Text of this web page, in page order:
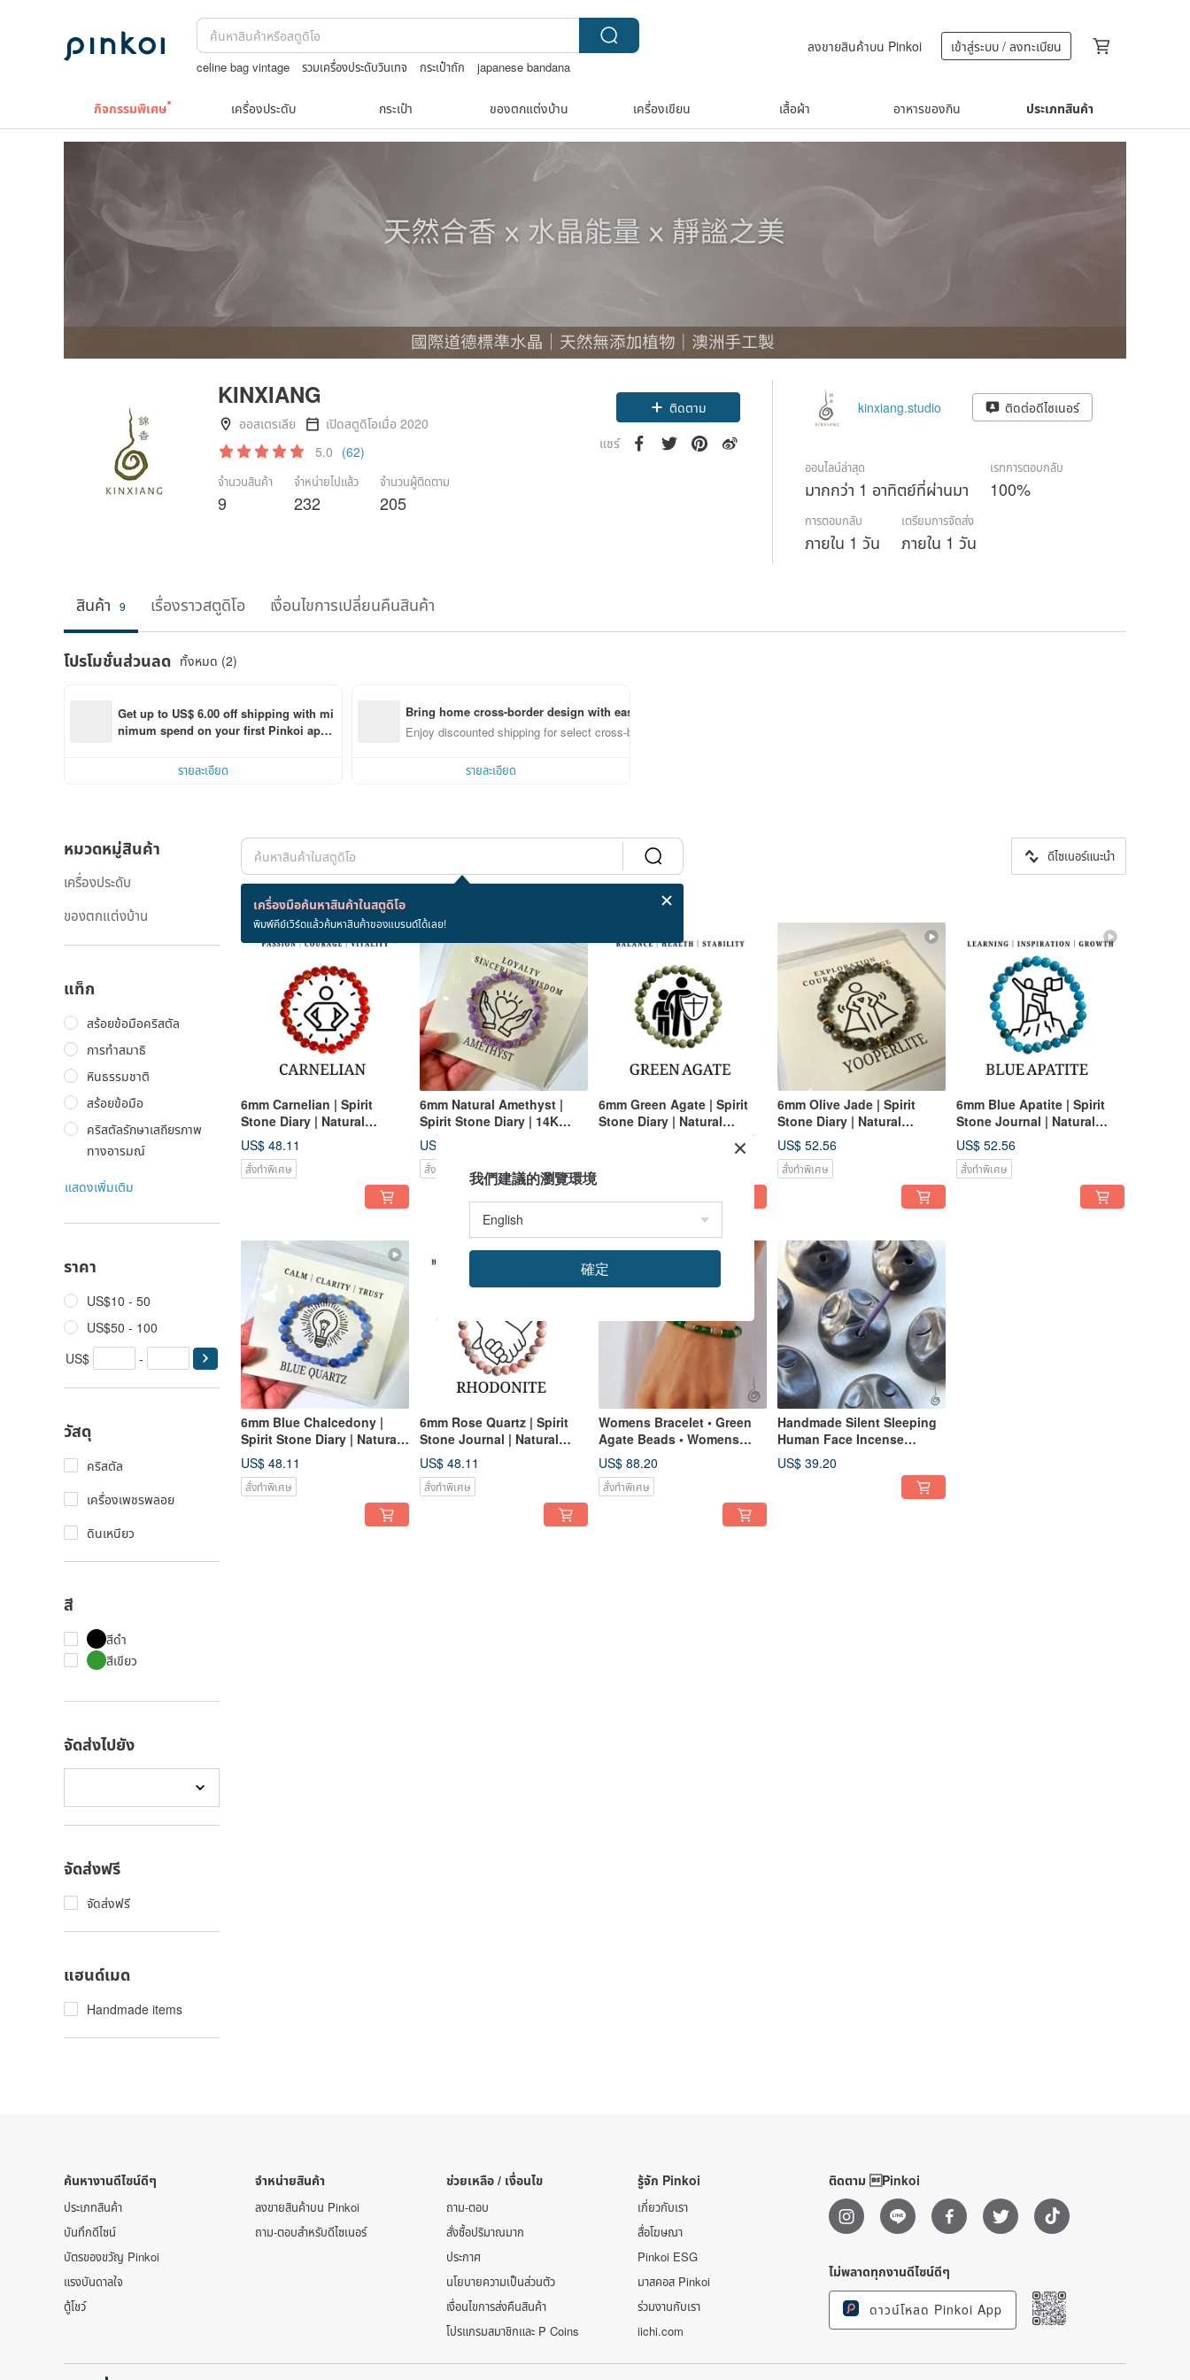
celine bag vintage รวมเครื่องประดับวินเทจ กระเป๋าถัก
japanese bandana
ลงขายสินค้าบน Pinkoi เข้าสู่ระบบ / ลงทะเบียน
กิจกรรมพิเศษ เครื่องประดับ กระเป๋า ของตกแต่งบ้าน เครื่องเขียน เสื้อผ้า อาหารของกิน ประเภทสินค้า
KINXIANG
ออสเตรเลีย
เปิดสตูดิโอเมื่อ 2020
5.0 (62)
จำนวนสินค้า
9
จำหน่ายไปแล้ว
232
จำนวนผู้ติดตาม
205
ติดตาม
แชร์
kinxiang.studio ติดต่อดีไซเนอร์
ออนไลน์ล่าสุด
มากกว่า 1 อาทิตย์ที่ผ่านมา
เรทการตอบกลับ
100%
การตอบกลับ
ภายใน 1 วัน
เตรียมการจัดส่ง
ภายใน 1 วัน
สินค้า 9 เรื่องราวสตูดิโอ เงื่อนไขการเปลี่ยนคืนสินค้า
โปรโมชั่นส่วนลด ทั้งหมด (2)
Get up to US$ 6.00 off shipping with mi
nimum spend on your first Pinkoi app
รายละเอียด
Bring home cross-border design with ease
Enjoy discounted shipping for select cross-border items
รายละเอียด
หมวดหมู่สินค้า
เครื่องประดับ
ของตกแต่งบ้าน
แท็ก
สร้อยข้อมือคริสตัล
การทำสมาธิ
หินธรรมชาติ
สร้อยข้อมือ
คริสตัลรักษาเสถียรภาพ
ทางอารมณ์
แสดงเพิ่มเติม
ราคา
US$10 - 50
US$50 - 100
US$
-
วัสดุ
คริสตัล
เครื่องเพชรพลอย
ดินเหนียว
สี
สีดำ
สีเขียว
จัดส่งไปยัง
จัดส่งฟรี
จัดส่งฟรี
แฮนด์เมด
Handmade items
เครื่องมือค้นหาสินค้าในสตูดิโอ
พิมพ์คีย์เวิร์ดแล้วค้นหาสินค้าของแบรนด์ได้เลย!
ดีไซเนอร์แนะนำ
สินค้า 9 ชิ้น
6mm Carnelian | Spirit
Stone Diary | Natural
Crystal 14K Bracelet |
Enhance Courage,
Confidence, and Action
US$ 48.11
สั่งทำพิเศษ
6mm Natural Amethyst |
Spirit Stone Diary | 14K
Bracelet | Attract
Benefactors and Good
Fortune
US$ 48.11
สั่งทำพิเศษ
6mm Green Agate | Spirit
Stone Diary | Natural
6mm Olive Jade | Spirit
Stone Diary | Natural
Crystal 14K Bracelet |
Energy for Exploring New
Possibilities
US$ 52.56
สั่งทำพิเศษ
6mm Blue Apatite | Spirit
Stone Journal | Natural
Crystal 14K Gold Bracelet |
Aid for Growth and
Progress
US$ 52.56
สั่งทำพิเศษ
6mm Blue Chalcedony |
Spirit Stone Diary | Natural
Crystal 14K Gold Bracelet |
Soothes Emotions and
Stress
US$ 48.11
สั่งทำพิเศษ
6mm Rose Quartz | Spirit
Stone Journal | Natural
Crystal 14K Gold Filled
Bracelet | Healing
Emotional Wounds, Love &
US$ 48.11
สั่งทำพิเศษ
Womens Bracelet • Green
Agate Beads • Womens
Jewelry • Gift for Her
US$ 88.20
สั่งทำพิเศษ
Handmade Silent Sleeping
Human Face Incense
Holder | Home Decor |
Sculpting Clay
US$ 39.20
ค้นหางานดีไซน์ดีๆ
ประเภทสินค้า
บันทึกดีไซน์
บัตรของขวัญ Pinkoi
แรงบันดาลใจ
ตู้โชว์
จำหน่ายสินค้า
ลงขายสินค้าบน Pinkoi
ถาม-ตอบสำหรับดีไซเนอร์
ช่วยเหลือ / เงื่อนไข
ถาม-ตอบ
สั่งซื้อปริมาณมาก
ประกาศ
นโยบายความเป็นส่วนตัว
เงื่อนไขการส่งคืนสินค้า
โปรแกรมสมาชิกและ P Coins
รู้จัก Pinkoi
เกี่ยวกับเรา
สื่อโฆษณา
Pinkoi ESG
มาสคอส Pinkoi
ร่วมงานกับเรา
iichi.com
ติดตาม Pinkoi
ไม่พลาดทุกงานดีไซน์ดีๆ
ดาวน์โหลด Pinkoi App
我們建議的瀏覽環境
確定